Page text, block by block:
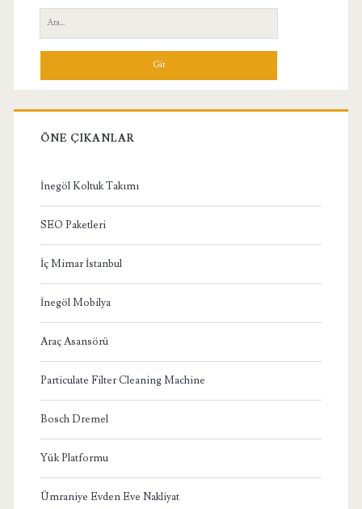
Yan
Menü
Ara:
ÖNE ÇIKANLAR
İnegöl Koltuk Takımı
SEO Paketleri
İç Mimar İstanbul
İnegöl Mobilya
Araç Asansörü
Particulate Filter Cleaning Machine
Bosch Dremel
Yük Platformu
Ümraniye Evden Eve Nakliyat